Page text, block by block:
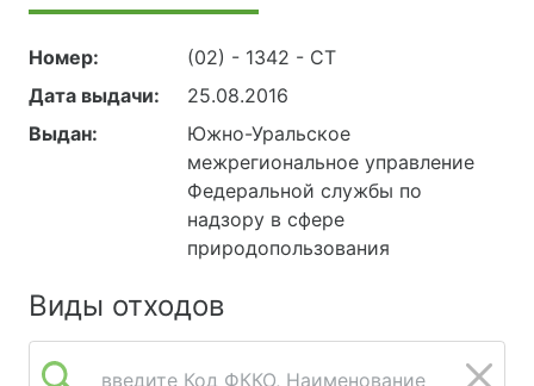
Номер:
(02) - 1342 - СТ
Дата выдачи:
25.08.2016
Выдан:
Южно-Уральское
межрегиональное управление
Федеральной службы по
надзору в сфере
природопользования
Виды отходов
введите Код ФККО, Наименование